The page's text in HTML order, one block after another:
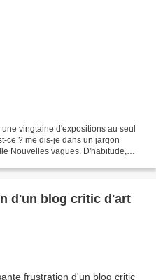
vingtaine d'expositions au seul
ce ? me dis-je dans un jargon
Nouvelles vagues. D'habitude,
d'un blog critic d'art